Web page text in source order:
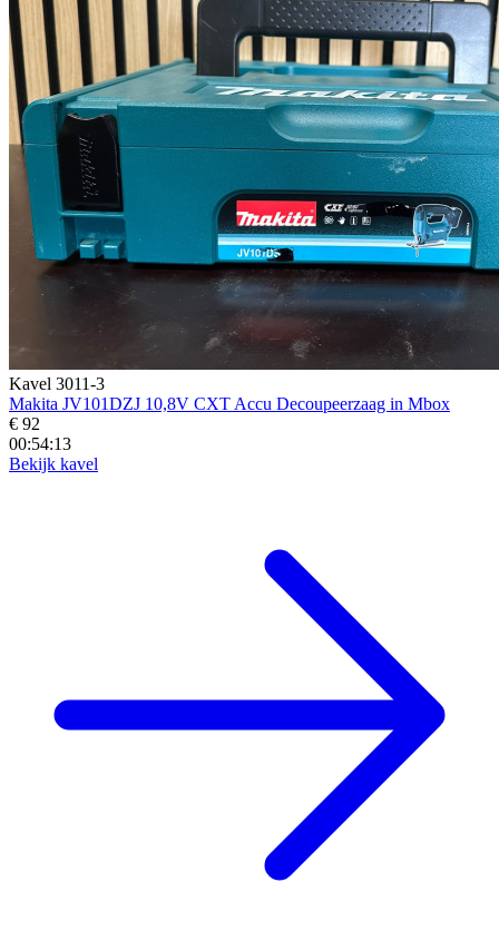
Kavel 3011-3
Makita JV101DZJ 10,8V CXT Accu Decoupeerzaag in Mbox
€ 92
00:54:12
Bekijk kavel